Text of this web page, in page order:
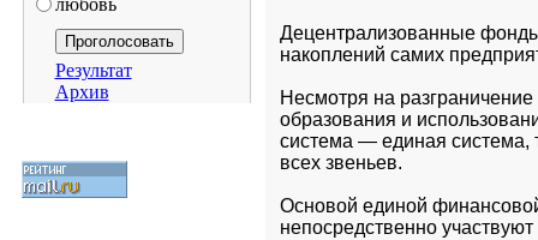
любовь
Результат
Архив
Децентрализованные
накоплений самих
Несмотря на
образования и
система — единая система,
всех звеньев.
Основой единой
непосредственно